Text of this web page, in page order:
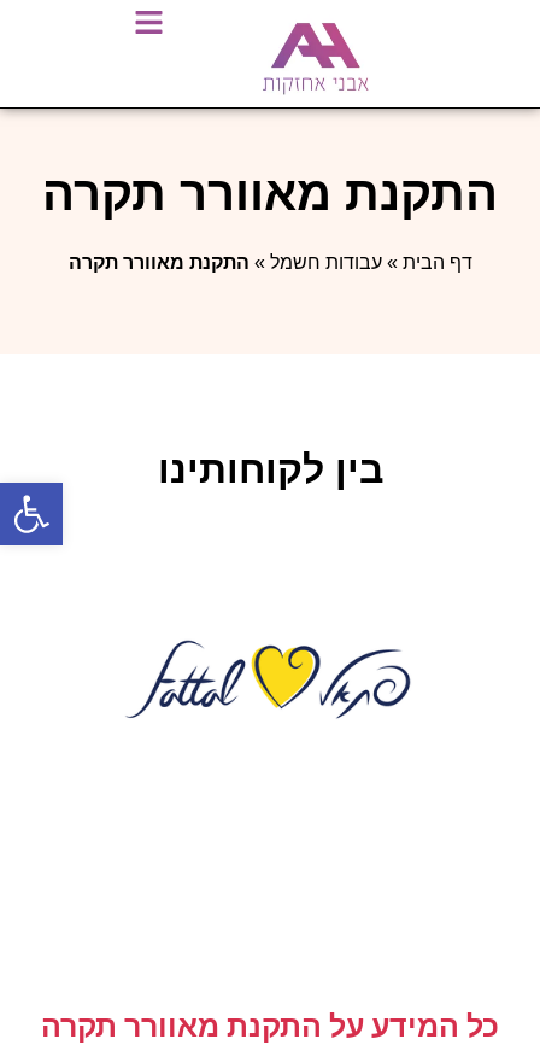
התקנת מאוורר תקרה
דף הבית » עבודות חשמל » התקנת מאוורר תקרה
בין לקוחותינו
כל המידע על התקנת מאוורר תקרה
פתח